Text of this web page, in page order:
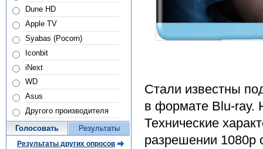
Стали известны
в формате Blu-ray.
Технические
разрешении 1080р
Dune HD
Apple TV
Syabas (Pocorn)
Iconbit
iNext
WD
Asus
Другого производителя
Голосовать Результаты
Результаты других опросов